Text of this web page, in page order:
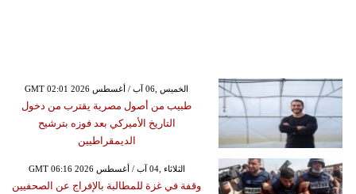
GMT 02:01 2026 الخميس ,06 آب / أغسطس
طبيب من أصول مصرية يقترب من دخول
التاريخ الأميركي بعد فوزه بترشيح
الديمقراطيين
GMT 06:16 2026 الثلاثاء ,04 آب / أغسطس
وقفة في غزة للمطالبة بالإفراج عن الصحفيين